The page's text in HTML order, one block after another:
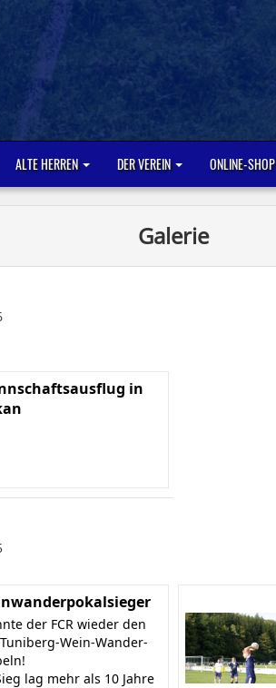
ALTE HERREN DER VEREIN ONLINE-SHOP
Galerie
in
der FCR wieder den
Wein-Wander-
lag mehr als 10 Jahre